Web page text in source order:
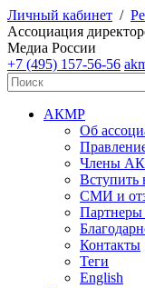
Личный кабинет /
Ассоциация
Медиа России
+7 (495) 157-56-56
АКМР
Об
Члены
СМИ и
Контакты
Теги
English